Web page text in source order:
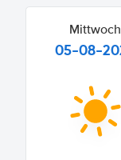
Mittwoch
05-08-